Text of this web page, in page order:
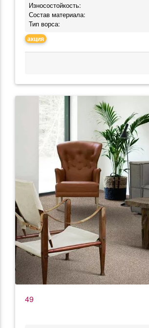
Износостойкость:
Состав материала:
Тип ворса:
акция
49